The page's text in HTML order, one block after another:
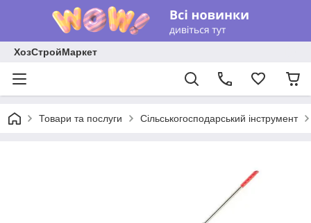
ХозСтройМаркет
Товари та послуги Сільськогосподарський інструмент